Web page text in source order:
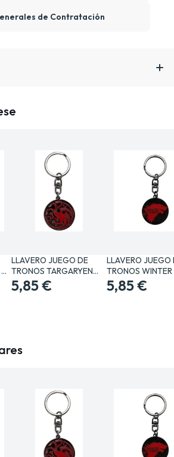
de Contratación
LLAVERO JUEGO DE
TRONOS TARGARYEN
MERCHAN…
5,85 €
LLAVERO JUEGO
TRONOS WINTER
COMING…
5,85 €